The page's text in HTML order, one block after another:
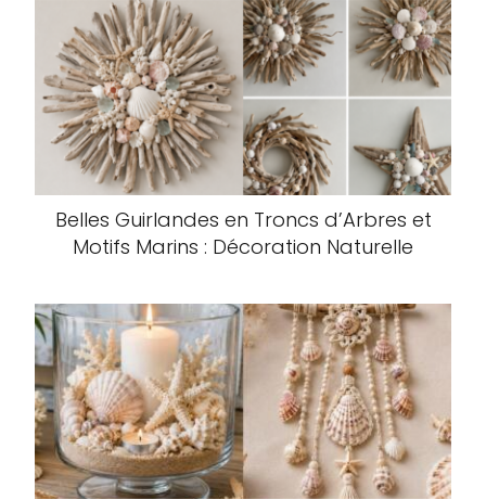
Belles Guirlandes en Troncs d’Arbres et
Motifs Marins : Décoration Naturelle